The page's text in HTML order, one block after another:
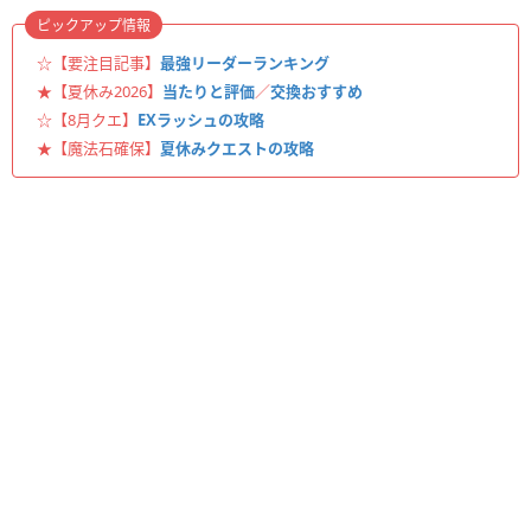
☆【要注目記事】 最強リーダーランキング
★【夏休み2026】 当たりと評価／交換おすすめ
☆【8月クエ】 EXラッシュの攻略
★【魔法石確保】 夏休みクエストの攻略
ピックアップ情報